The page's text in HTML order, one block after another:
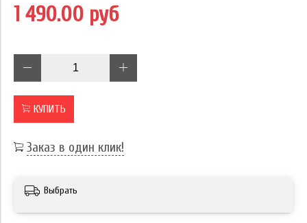
1 490.00 руб
КУПИТЬ
Заказ в один клик!
Выбрать